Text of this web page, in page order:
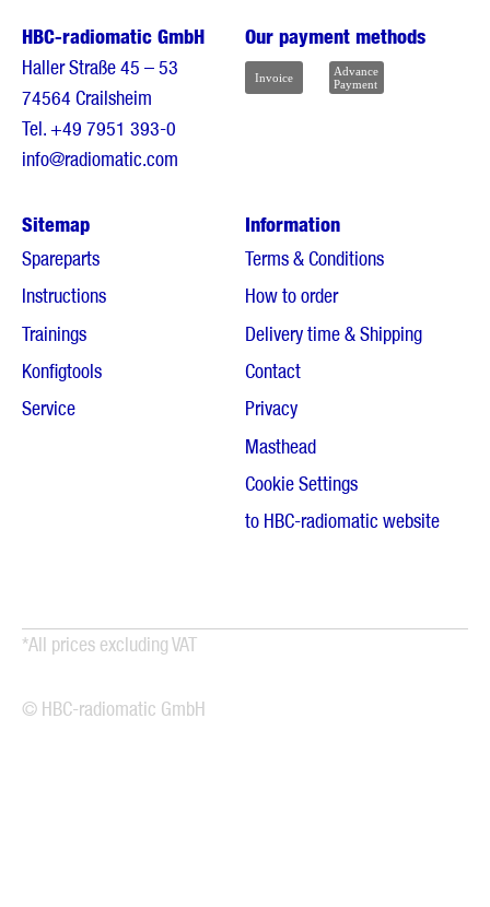
HBC-radiomatic GmbH
Haller Straße 45 – 53
74564 Crailsheim
Tel.+49 7951 393-0
info@radiomatic.com
Our payment methods
Sitemap
Spareparts
Instructions
Trainings
Konfigtools
Service
Information
Terms & Conditions
How to order
Delivery time & Shipping
Contact
Privacy
Masthead
Cookie Settings
to HBC-radiomatic website
*All prices excluding VAT
© HBC-radiomatic GmbH